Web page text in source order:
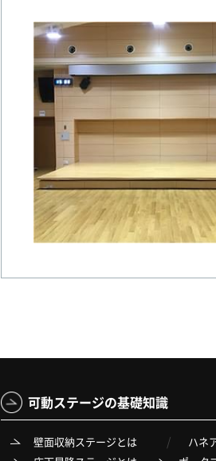
可動ステージの基礎知識
壁面収納ステージとは ハネ